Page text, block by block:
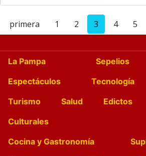
primera 1 2 3 4 5
La Pampa Sepelios
Espectáculos
Tecnología
Turismo
Salud Edictos
Culturales
Cocina y Gastronomía